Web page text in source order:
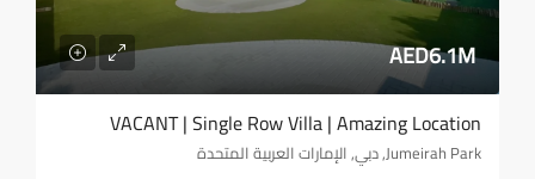
AED6.1M
VACANT | Single Row Villa | Amazing Location
Jumeirah Park, دبي, الإمارات العربية المتحدة